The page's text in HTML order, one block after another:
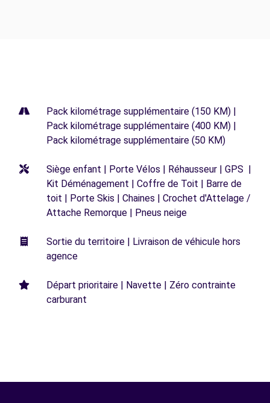
Pack kilométrage supplémentaire (150 KM) |
Pack kilométrage supplémentaire (400 KM) |
Pack kilométrage supplémentaire (50 KM)
Siège enfant | Porte Vélos | Réhausseur | GPS |
Kit Déménagement | Coffre de Toit | Barre de
toit | Porte Skis | Chaines | Crochet d'Attelage /
Attache Remorque | Pneus neige
Sortie du territoire | Livraison de véhicule hors
agence
Départ prioritaire | Navette | Zéro contrainte
carburant